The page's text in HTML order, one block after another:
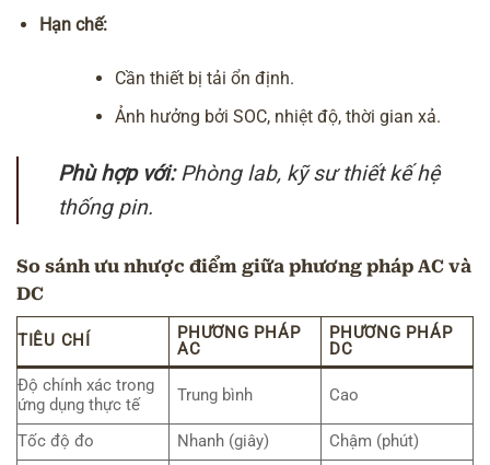
Hạn chế:
Cần thiết bị tải ổn định.
Ảnh hưởng bởi SOC, nhiệt độ, thời gian xả.
Phù hợp với:Phòng lab, kỹ sư thiết kế hệ
thống pin.
So sánh ưu nhược điểm giữa phương pháp AC và
DC
TIÊU CHÍ
PHƯƠNG PHÁP
AC
PHƯƠNG PHÁP
DC
Độ chính xác trong
ứng dụng thực tế
Trung bình Cao
Tốc độ đo Nhanh (giây) Chậm (phút)